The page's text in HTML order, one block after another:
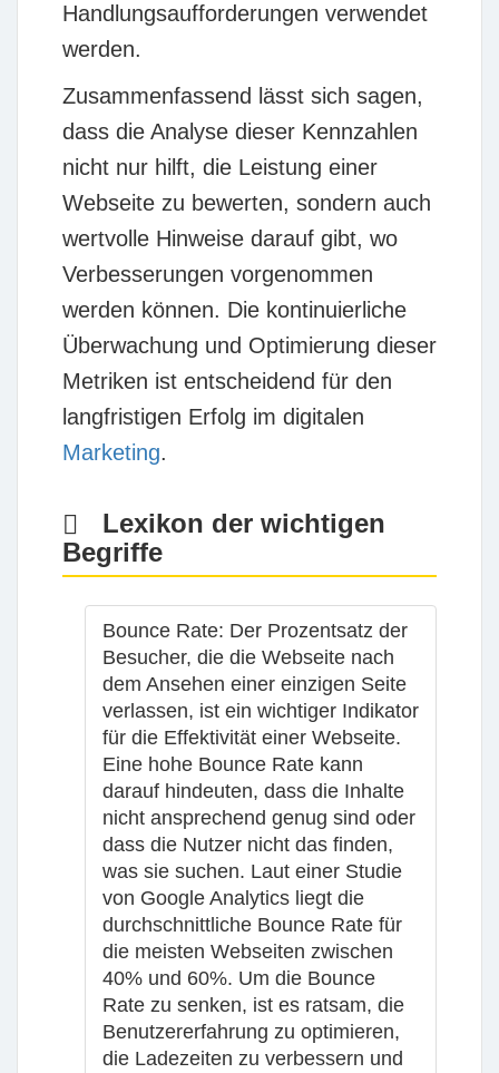
Handlungsaufforderungen verwendet
werden.
Zusammenfassend lässt sich sagen,
dass die Analyse dieser Kennzahlen
nicht nur hilft, die Leistung einer
Webseite zu bewerten, sondern auch
wertvolle Hinweise darauf gibt, wo
Verbesserungen vorgenommen
werden können. Die kontinuierliche
Überwachung und Optimierung dieser
Metriken ist entscheidend für den
langfristigen Erfolg im digitalen
Marketing.
Lexikon der wichtigen
Begriffe
Bounce Rate: Der Prozentsatz der
Besucher, die die Webseite nach
dem Ansehen einer einzigen Seite
verlassen, ist ein wichtiger Indikator
für die Effektivität einer Webseite.
Eine hohe Bounce Rate kann
darauf hindeuten, dass die Inhalte
nicht ansprechend genug sind oder
dass die Nutzer nicht das finden,
was sie suchen. Laut einer Studie
von Google Analytics liegt die
durchschnittliche Bounce Rate für
die meisten Webseiten zwischen
40% und 60%. Um die Bounce
Rate zu senken, ist es ratsam, die
Benutzererfahrung zu optimieren,
die Ladezeiten zu verbessern und